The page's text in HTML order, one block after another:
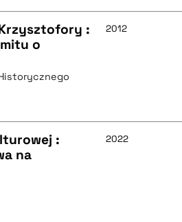
:
o
2012
:
na
2022